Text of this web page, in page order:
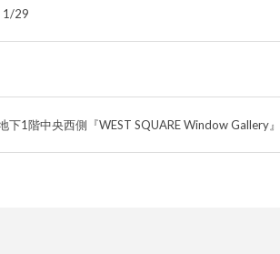
1/29
下1階中央西側『WEST SQUARE Window Gallery』